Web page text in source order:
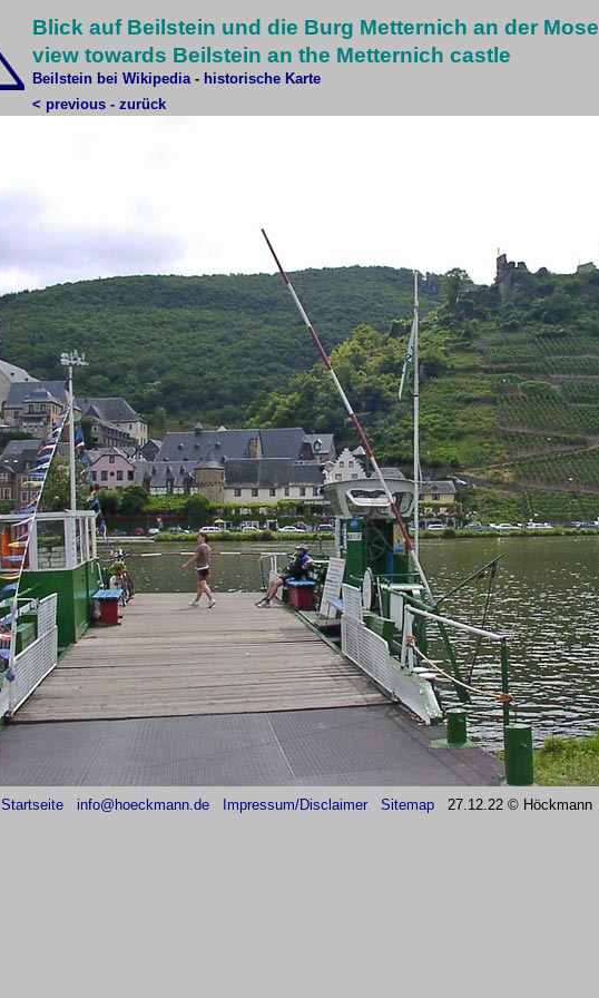
Blick auf Beilstein und die Burg Metternich an der Mosel
view towards Beilstein an the Metternich castle
Beilstein bei Wikipedia- historische Karte
< previous - zurück
Startseite info@hoeckmann.de Impressum/Disclaimer Sitemap 27.12.22 © Höckmann